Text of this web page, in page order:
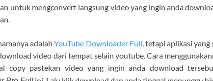
untuk mengconvert langsung video yang ingin anda
adalahYouTube Downloader Full , tetapi aplikasi
video dari tempat selain youtube. Cara
copy pastekan video yang ingin anda download